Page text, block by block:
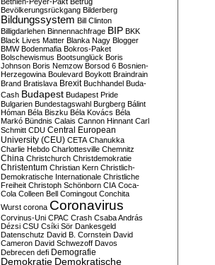
Bevölkerungsrückgang Bilderberg
Bildungssystem Bill Clinton
Billigdarlehen Binnennachfrage BIP BKK
Black Lives Matter Blanka Nagy Blogger
BMW Bodenmafia Bokros-Paket
Bolschewismus Bootsunglück Boris
Johnson Boris Nemzow Borsod 6 Bosnien-
Herzegowina Boulevard Boykott Braindrain
Brand Bratislava Brexit Buchhandel Buda-
Cash Budapest Budapest Pride
Bulgarien Bundestagswahl Burgberg Bálint
Hóman Béla Biszku Béla Kovács Béla
Markó Bündnis Calais Cannon Hinnant Carl
Schmitt CDU Central European
University (CEU) CETA Chanukka
Charlie Hebdo Charlottesville Chemnitz
China Christchurch Christdemokratie
Christentum Christian Kern Christlich-
Demokratische Internationale Christliche
Freiheit Christoph Schönborn CIA Coca-
Cola Colleen Bell Comingout Conchita
Wurst corona Coronavirus
Corvinus-Uni CPAC Crash Csaba András
Dézsi CSU Csíki Sör Dankesgeld
Datenschutz David B. Cornstein David
Cameron David Schwezoff Davos
Debrecen defi Demografie
Demokratie Demokratische